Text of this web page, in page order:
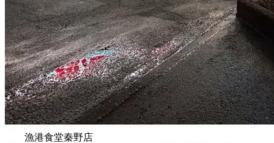
漁港食堂秦野店